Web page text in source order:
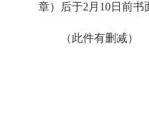
章）后于2月10日前书
（此件有删减）